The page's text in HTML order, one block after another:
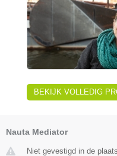
BEKIJK VOLLEDIG
Nauta Mediator
Niet gevestigd in de